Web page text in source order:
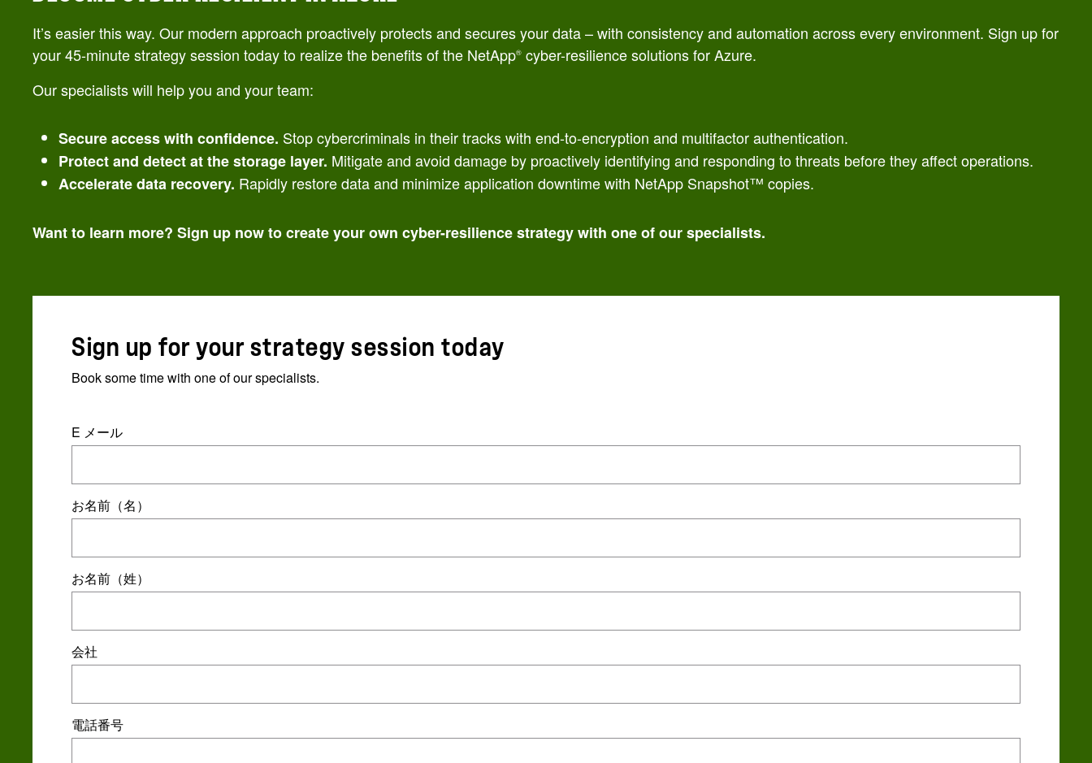
It’s easier this way. Our modern approach proactively protects and secures your data – with consistency and automation across every environment. Sign up for
your 45-minute strategy session today to realize the benefits of the NetApp® cyber-resilience solutions for Azure.
Our specialists will help you and your team:
Secure access with confidence. Stop cybercriminals in their tracks with end-to-encryption and multifactor authentication.
Protect and detect at the storage layer. Mitigate and avoid damage by proactively identifying and responding to threats before they affect operations.
Accelerate data recovery. Rapidly restore data and minimize application downtime with NetApp Snapshot™ copies.
Want to learn more? Sign up now to create your own cyber-resilience strategy with one of our specialists.
Sign up for your strategy session today
Book some time with one of our specialists.
E メール
お名前（名）
お名前（姓）
会社
電話番号